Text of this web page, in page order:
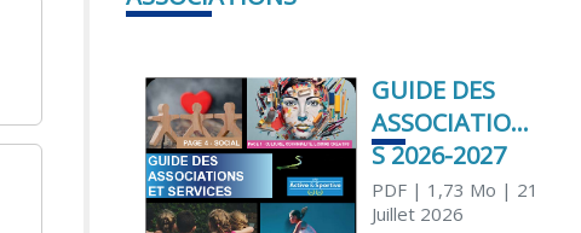
GUIDE DES
ASSOCIATION
S 2026-2027
PDF| 1,73 Mo | 21
Juillet 2026